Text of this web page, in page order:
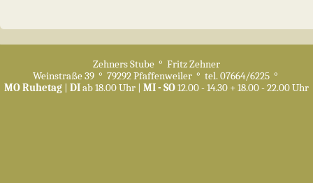
Cookie-Einstellungen
Impressum |Datenschutz
Zehners Stube ° Fritz Zehner
Weinstraße 39 ° 79292 Pfaffenweiler ° tel. 07664/6225 °
MO Ruhetag | DIab 18.00 Uhr | MI - SO12.00 - 14.30 + 18.00 - 22.00 Uhr